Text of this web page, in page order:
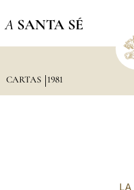
A SANTA SÉ
CARTAS 1981
LA